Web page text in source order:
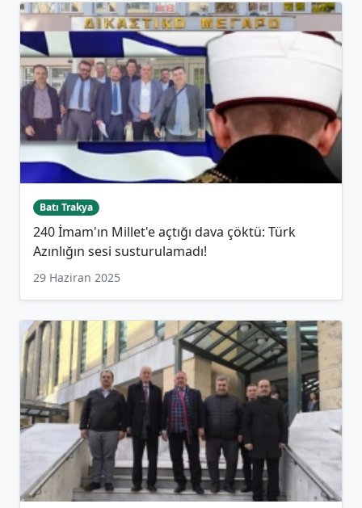
Batı Trakya
240 İmam'ın Millet'e açtığı dava çöktü: Türk
Azınlığın sesi susturulamadı!
29 Haziran 2025